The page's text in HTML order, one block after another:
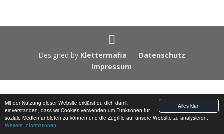
Alles klar!
Mit der Nutzung dieser Website erklärst du dich damit
einverstanden, dass wir Cookies verwenden um Funktionen für
soziale Medien anbieten zu können und die Zugriffe auf unsere Website zu analysieren.
Weitere Informationen
Designed by Klettermafia
Datenschutz
Impressum